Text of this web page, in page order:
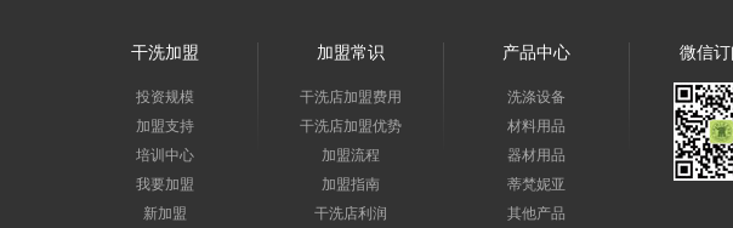
干洗加盟
投资规模
加盟支持
培训中心
我要加盟
新加盟
加盟常识
干洗店加盟费用
干洗店加盟优势
加盟流程
加盟指南
干洗店利润
产品中心
洗涤设备
材料用品
器材用品
蒂梵妮亚
其他产品
微信